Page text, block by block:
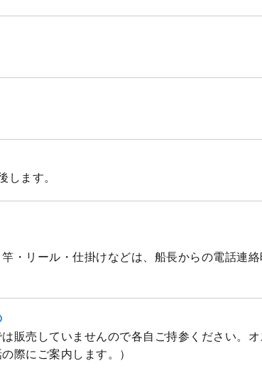
ます。
竿・リール・仕掛けなどは、船長からの電話連
販売していませんので各自ご持参ください。
際にご案内します。）